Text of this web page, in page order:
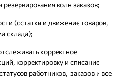
волн заказов;
(остатки и движение товаров,
склада);
корректное
корректировку и списание
работников, заказов и все